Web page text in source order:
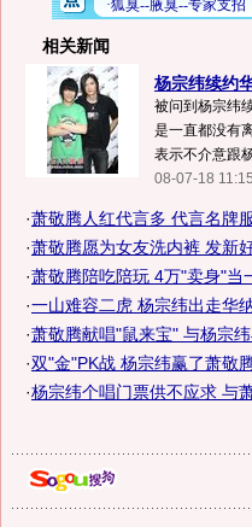
相关新闻
杨宗纬续约
被问到杨宗纬
是一直都没有
表示不介意跟
08-07-18 11:15
·萧敬腾人红代言多 代言名牌
·萧敬腾愿为女友洗内裤 发新
·萧敬腾陪吃陪玩 4万"卖身"当
·一山难容二虎 杨宗纬出走华
·萧敬腾献唱"鼠来宝" 与杨宗
·双"金"PK战 杨宗纬赢了萧敬
·杨宗纬个唱门票供不应求 与